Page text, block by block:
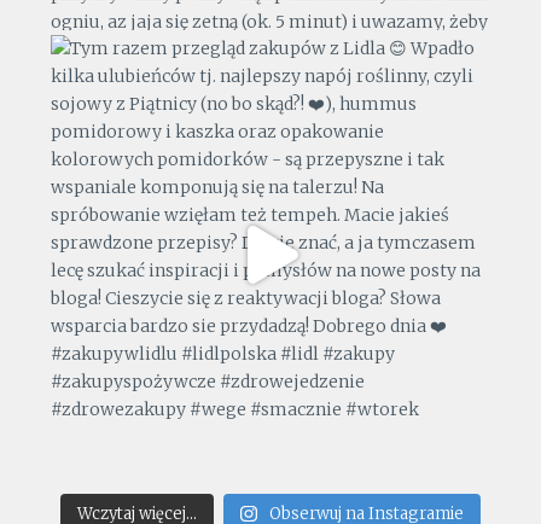
Wczytaj więcej... Obserwuj na Instagramie